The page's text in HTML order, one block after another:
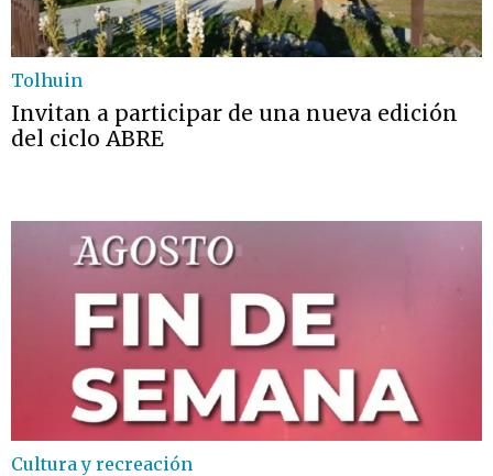
Tolhuin
Invitan a participar de una nueva edición
del ciclo ABRE
Cultura y recreación